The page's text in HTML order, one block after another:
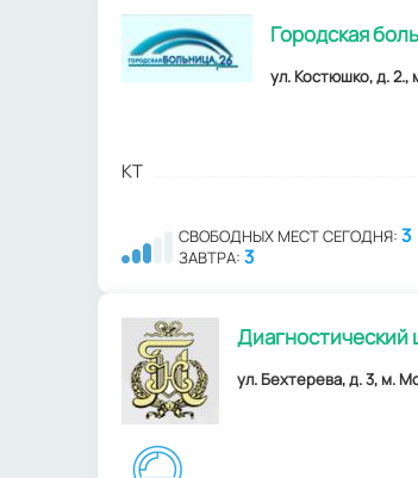
Городская
ул. Костюшко, д. 2.,
КТ
СВОБОДНЫХ МЕСТ СЕГОДНЯ: 3
ЗАВТРА: 3
Диагностический
ул. Бехтерева, д. 3, м.